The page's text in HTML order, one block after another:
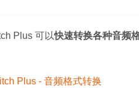
Plus 可以快速转换各种音频